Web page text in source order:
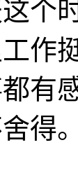
个
作
有
得。